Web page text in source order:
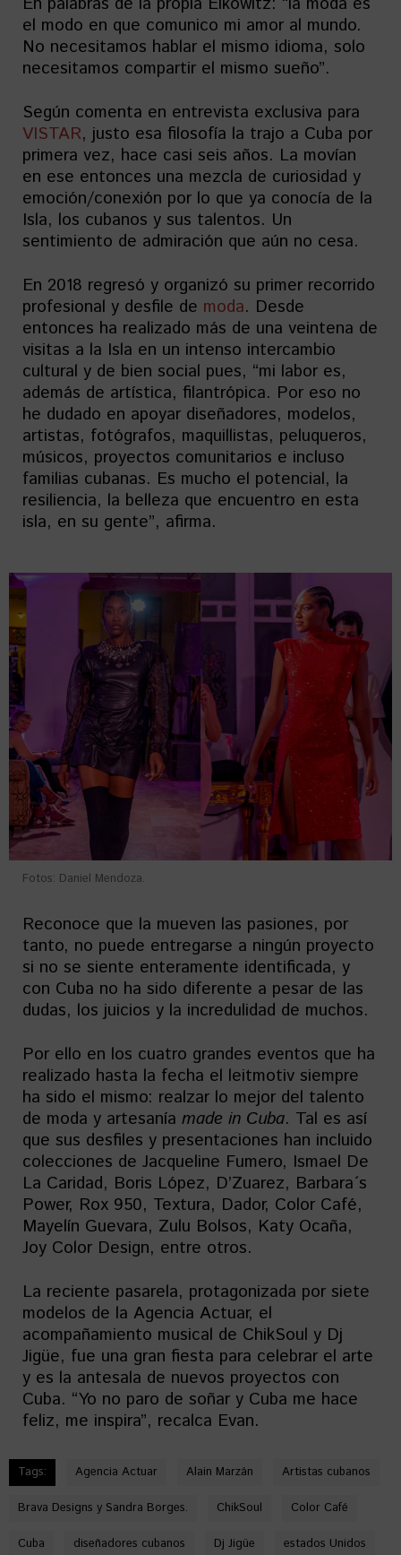
el modo en que comunico mi amor al mundo.
No necesitamos hablar el mismo idioma, solo
necesitamos compartir el mismo sueño”.
Según comenta en entrevista exclusiva para
VISTAR, justo esa filosofía la trajo a Cuba por
primera vez, hace casi seis años. La movían
en ese entonces una mezcla de curiosidad y
emoción/conexión por lo que ya conocía de la
Isla, los cubanos y sus talentos. Un
sentimiento de admiración que aún no cesa.
En 2018 regresó y organizó su primer recorrido
profesional y desfile de moda. Desde
entonces ha realizado más de una veintena de
visitas a la Isla en un intenso intercambio
cultural y de bien social pues, “mi labor es,
además de artística, filantrópica. Por eso no
he dudado en apoyar diseñadores, modelos,
artistas, fotógrafos, maquillistas, peluqueros,
músicos, proyectos comunitarios e incluso
familias cubanas. Es mucho el potencial, la
resiliencia, la belleza que encuentro en esta
isla, en su gente”, afirma.
Fotos: Daniel Mendoza.
Reconoce que la mueven las pasiones, por
tanto, no puede entregarse a ningún proyecto
si no se siente enteramente identificada, y
con Cuba no ha sido diferente a pesar de las
dudas, los juicios y la incredulidad de muchos.
Por ello en los cuatro grandes eventos que ha
realizado hasta la fecha el leitmotiv siempre
ha sido el mismo: realzar lo mejor del talento
de moda y artesanía made in Cuba. Tal es así
que sus desfiles y presentaciones han incluido
colecciones de Jacqueline Fumero, Ismael De
La Caridad, Boris López, D’Zuarez, Barbara´s
Power, Rox 950, Textura, Dador, Color Café,
Mayelín Guevara, Zulu Bolsos, Katy Ocaña,
Joy Color Design, entre otros.
La reciente pasarela, protagonizada por siete
modelos de la Agencia Actuar, el
acompañamiento musical de ChikSoul y Dj
Jigüe, fue una gran fiesta para celebrar el arte
y es la antesala de nuevos proyectos con
Cuba. “Yo no paro de soñar y Cuba me hace
feliz, me inspira”, recalca Evan.
Tags: Agencia Actuar Alain Marzán Artistas cubanos
Brava Designs y Sandra Borges. ChikSoul Color Café
Cuba diseñadores cubanos Dj Jigüe estados Unidos